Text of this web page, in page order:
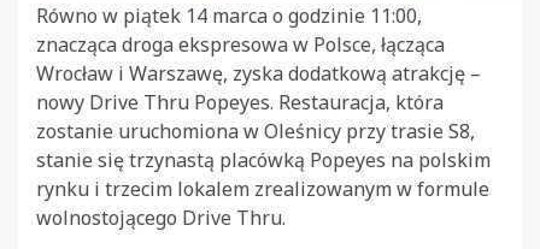
Równo w piątek 14 marca o godzinie 11:00,
znacząca droga ekspresowa w Polsce, łącząca
Wrocław i Warszawę, zyska dodatkową atrakcję –
nowy Drive Thru Popeyes. Restauracja, która
zostanie uruchomiona w Oleśnicy przy trasie S8,
stanie się trzynastą placówką Popeyes na polskim
rynku i trzecim lokalem zrealizowanym w formule
wolnostojącego Drive Thru.